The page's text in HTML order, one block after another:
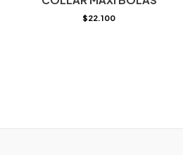
$22.100